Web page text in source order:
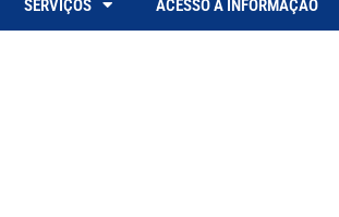
SERVIÇOS ACESSO À INFORMAÇÃO